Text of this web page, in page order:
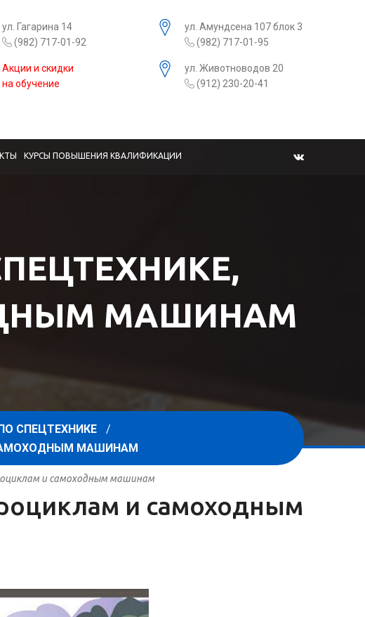
ул. Гагарина 14
(982) 717-01-92
ул. Амундсена 107 блок 3
(982) 717-01-95
Акции и скидки
на обучение
ул. Животноводов 20
(912) 230-20-41
КУРСЫ ПОВЫШЕНИЯ КВАЛИФИКАЦИИ
МАШИНАМ
СПЕЦТЕХНИКЕ
МАШИНАМ
и самоходным машинам
и самоходным